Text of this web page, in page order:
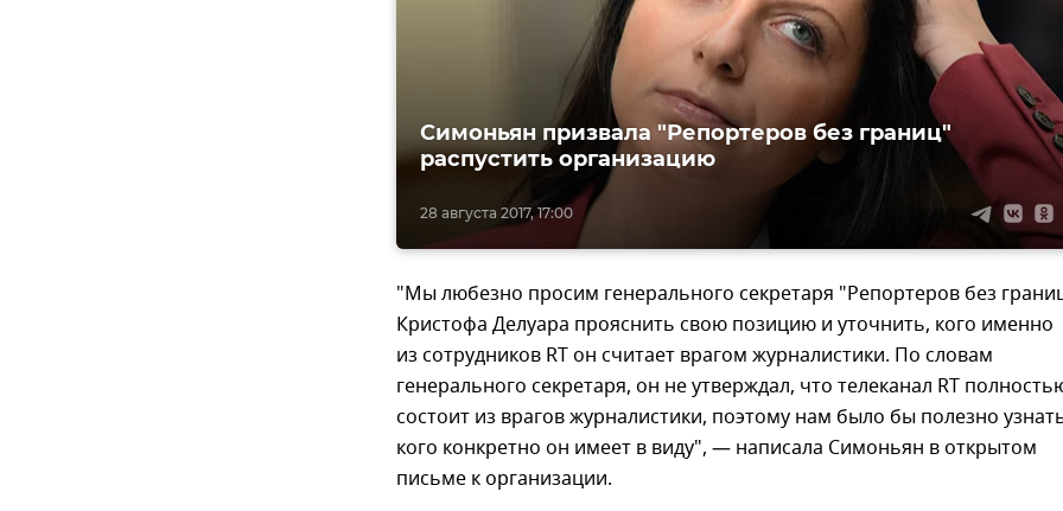
28 августа 2017, 17:00
Симоньян призвала "Репортеров без границ"
распустить организацию
"Мы любезно просим генерального секретаря "Репортеров без
Кристофа Делуара прояснить свою позицию и уточнить, кого именно
из сотрудников RT он считает врагом журналистики. По словам
генерального секретаря, он не утверждал, что телеканал RT
состоит из врагов журналистики, поэтому нам было бы полезно
кого конкретно он имеет в виду", — написала Симоньян в открытом
письме к организации.